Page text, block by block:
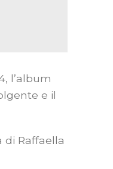
l’album
e il
di Raffaella